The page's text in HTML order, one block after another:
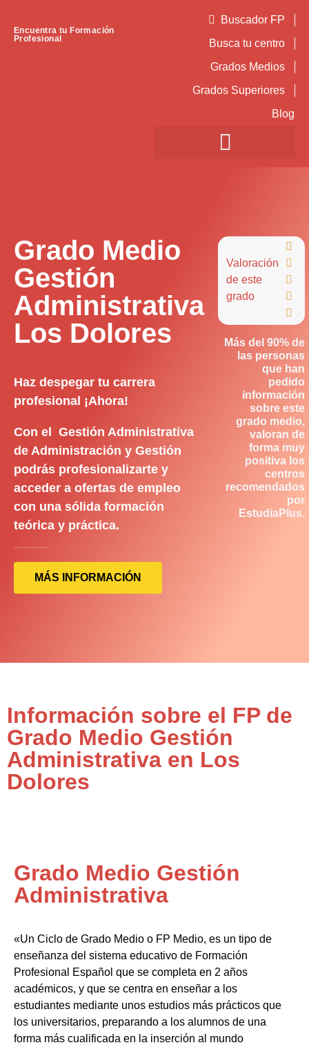
Encuentra tu Formación
Profesional
Buscador FP
Busca tu centro
Grados Medios
Grados Superiores
Blog
Grado Medio
Gestión
Administrativa
Los Dolores
Haz despegar tu carrera
profesional ¡Ahora!
Con el Gestión Administrativa
de Administración y Gestión
podrás profesionalizarte y
acceder a ofertas de empleo
con una sólida formación
teórica y práctica.
MÁS INFORMACIÓN
Valoración
de este
grado





Más del 90% de
las personas
que han
pedido
información
sobre este
grado medio,
valoran de
forma muy
positiva los
centros
recomendados
por
EstudiaPlus.
Información sobre el FP de
Grado Medio Gestión
Administrativa en Los
Dolores
Grado Medio Gestión
Administrativa
«Un Ciclo de Grado Medio o FP Medio, es un tipo de
enseñanza del sistema educativo de Formación
Profesional Español que se completa en 2 años
académicos, y que se centra en enseñar a los
estudiantes mediante unos estudios más prácticos que
los universitarios, preparando a los alumnos de una
forma más cualificada en la inserción al mundo